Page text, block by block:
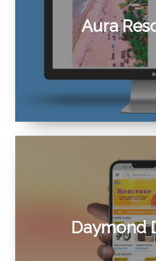
Aura
Daymond